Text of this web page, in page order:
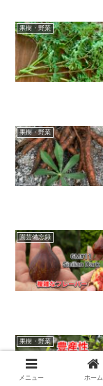
果樹・野菜
果樹・野菜
園芸備忘録
果樹・野菜
メニュー ホーム